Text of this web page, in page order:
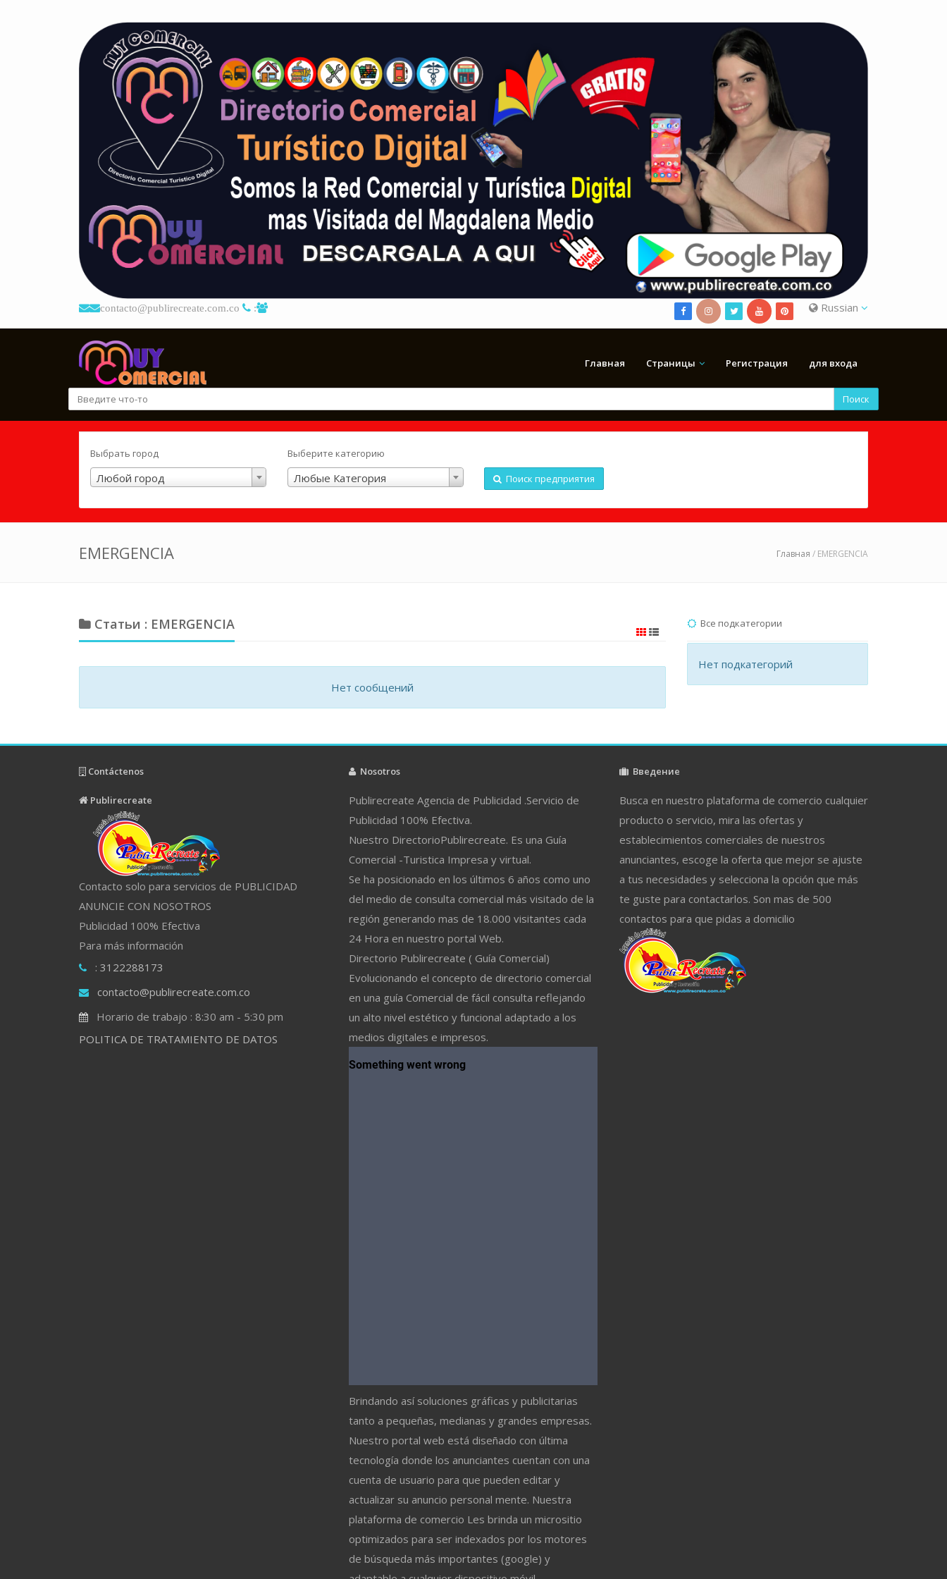
contacto@publirecreate.com.co : Russian
Главная Страницы Регистрация для входа
Поиск
Выбрать город
Любой город
Выберите категорию
Любые Категория Поиск предприятия
EMERGENCIA Главная / EMERGENCIA
Статьи : EMERGENCIA
Нет сообщений
Все подкатегории
Нет подкатегорий
Contáctenos
Publirecreate
Contacto solo para servicios de PUBLICIDAD
ANUNCIE CON NOSOTROS
Publicidad 100% Efectiva
Para más información
: 3122288173
contacto@publirecreate.com.co
Horario de trabajo : 8:30 am - 5:30 pm
POLITICA DE TRATAMIENTO DE DATOS
Nosotros
Publirecreate Agencia de Publicidad .Servicio de
Publicidad 100% Efectiva.
Nuestro DirectorioPublirecreate. Es una Guía
Comercial -Turistica Impresa y virtual.
Se ha posicionado en los últimos 6 años como uno
del medio de consulta comercial más visitado de la
región generando mas de 18.000 visitantes cada
24 Hora en nuestro portal Web.
Directorio Publirecreate ( Guía Comercial)
Evolucionando el concepto de directorio comercial
en una guía Comercial de fácil consulta reflejando
un alto nivel estético y funcional adaptado a los
medios digitales e impresos.
Brindando así soluciones gráficas y publicitarias
tanto a pequeñas, medianas y grandes empresas.
Nuestro portal web está diseñado con última
tecnología donde los anunciantes cuentan con una
cuenta de usuario para que pueden editar y
actualizar su anuncio personal mente. Nuestra
plataforma de comercio Les brinda un micrositio
optimizados para ser indexados por los motores
de búsqueda más importantes (google) y
Введение
Busca en nuestro plataforma de comercio cualquier
producto o servicio, mira las ofertas y
establecimientos comerciales de nuestros
anunciantes, escoge la oferta que mejor se ajuste
a tus necesidades y selecciona la opción que más
te guste para contactarlos. Son mas de 500
contactos para que pidas a domicilio